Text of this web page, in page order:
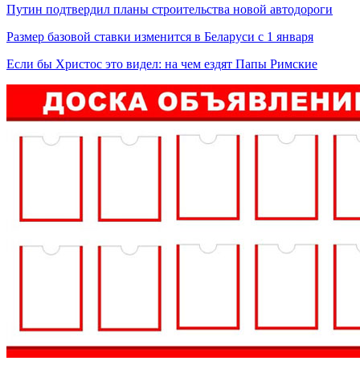
Путин подтвердил планы строительства новой автодороги
Размер базовой ставки изменится в Беларуси с 1 января
Если бы Христос это видел: на чем ездят Папы Римские